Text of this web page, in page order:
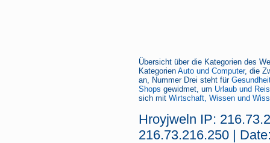
Übersicht über die Kategorien des
Kategorien Auto und Computer, die
an, Nummer Drei steht für
Shops gewidmet, um Urlaub und
sich mit Wirtschaft, Wissen und
Hroyjweln IP:
216.73.216.250 |